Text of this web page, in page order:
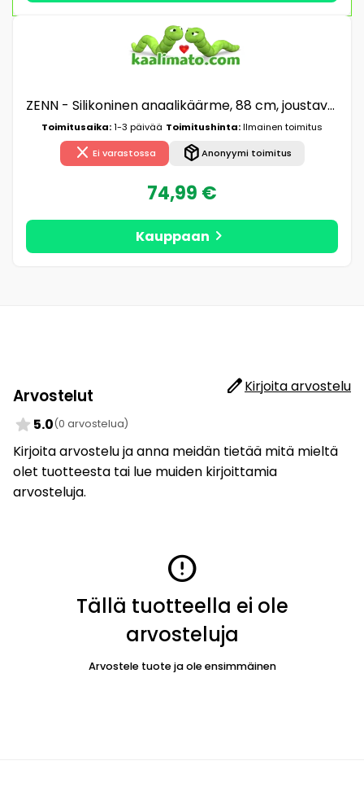
ZENN - Silikoninen anaalikäärme, 88 cm, joustava, laadukas, musta
Toimitusaika:1-3 päivää Toimitushinta:Ilmainen toimitus
close Ei varastossa package_2Anonyymi toimitus
74,99 €
Kauppaan chevron_right
Arvostelut editKirjoita arvostelu
star 5.0(0 arvostelua)
Kirjoita arvostelu ja anna meidän tietää mitä mieltä
olet tuotteesta tai lue muiden kirjoittamia
arvosteluja.
error
Tällä tuotteella ei ole
arvosteluja
Arvostele tuote ja ole ensimmäinen